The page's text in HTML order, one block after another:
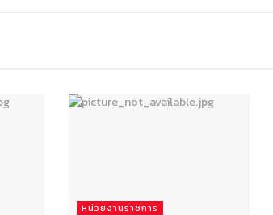
หน่วยงานราชการ